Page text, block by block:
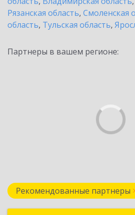
Рязанская область, Смоленская
область, Тульская область,
Партнеры в вашем регионе:
Рекомендованные партнеры